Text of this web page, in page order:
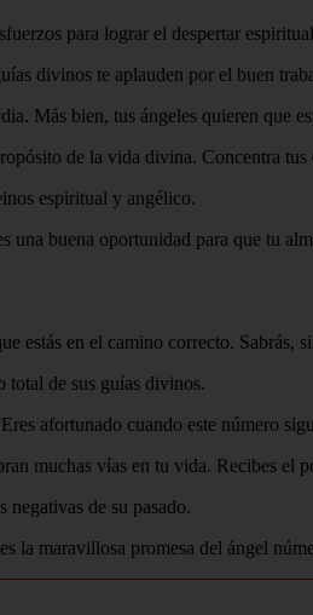
para lograr el despertar
divinos te aplauden por el buen
Más bien, tus ángeles quieren que
de la vida divina. Concentra
espiritual y angélico.
una buena oportunidad para que tu
estás en el camino correcto. Sabrás,
total de sus guías divinos.
afortunado cuando este número
muchas vías en tu vida. Recibes el
negativas de su pasado.
la maravillosa promesa del ángel